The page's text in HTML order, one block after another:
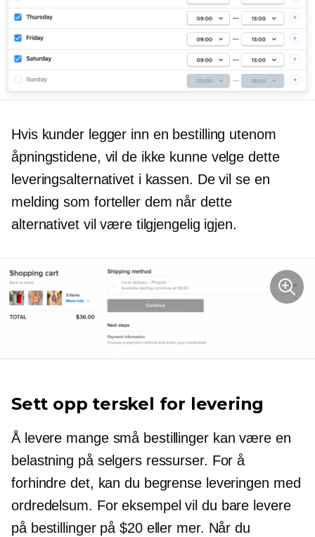
Hvis kunder legger inn en bestilling utenom
åpningstidene, vil de ikke kunne velge dette
leveringsalternativet i kassen. De vil se en
melding som forteller dem når dette
alternativet vil være tilgjengelig igjen.
Sett opp terskel for levering
Å levere mange små bestillinger kan være en
belastning på selgers ressurser. For å
forhindre det, kan du begrense leveringen med
ordredelsum. For eksempel vil du bare levere
på bestillinger på $20 eller mer. Når du